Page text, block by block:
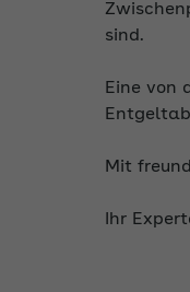
sind.
Eine von
Mit
Ihr